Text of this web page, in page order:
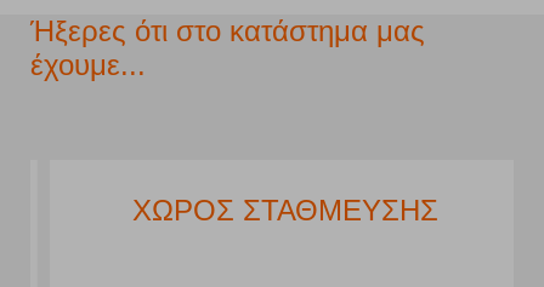
Ήξερες ότι στο κατάστημα μας
έχουμε...
ΧΩΡΟΣ ΣΤΑΘΜΕΥΣΗΣ